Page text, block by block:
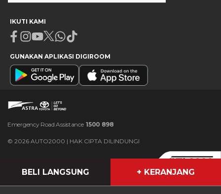
BELI LANGSUNG + KERANJANG
IKUTI KAMI
Facebook
Instagram
Youtube
X Whatsapp
Tiktok
GUNAKAN APLIKASI DIGIROOM
Emergency Road Assistance 1500 898
© 2026 AUTO2000 | HAK CIPTA DILINDUNGI